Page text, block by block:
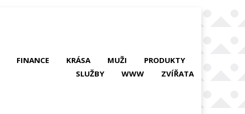
FINANCE KRÁSA MUŽI
PRODUKTY
SLUŽBY
WWW ZVÍŘATA